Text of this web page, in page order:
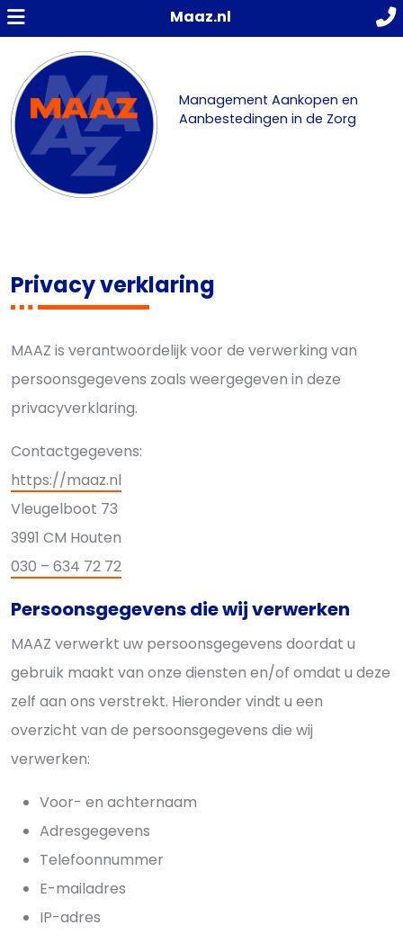
Maaz.nl
Management Aankopen en
Aanbestedingen in de Zorg
Privacy verklaring
MAAZ is verantwoordelijk voor de verwerking van
persoonsgegevens zoals weergegeven in deze
privacyverklaring.
Contactgegevens:
https://maaz.nl
Vleugelboot 73
3991 CM Houten
030 – 634 72 72
Persoonsgegevens die wij verwerken
MAAZ verwerkt uw persoonsgegevens doordat u
gebruik maakt van onze diensten en/of omdat u deze
zelf aan ons verstrekt. Hieronder vindt u een
overzicht van de persoonsgegevens die wij
verwerken:
Voor- en achternaam
Adresgegevens
Telefoonnummer
E-mailadres
IP-adres